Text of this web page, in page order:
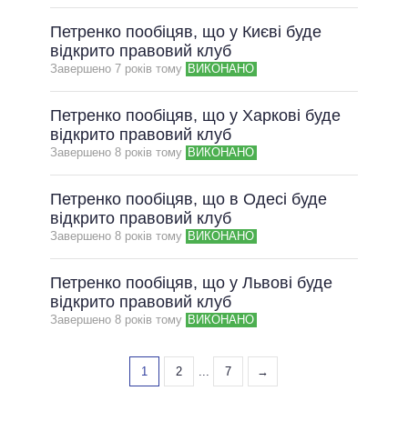
Петренко пообіцяв, що у Києві буде
відкрито правовий клуб
Завершено 7 рокiв тому ВИКОНАНО
Петренко пообіцяв, що у Харкові буде
відкрито правовий клуб
Завершено 8 рокiв тому ВИКОНАНО
Петренко пообіцяв, що в Одесі буде
відкрито правовий клуб
Завершено 8 рокiв тому ВИКОНАНО
Петренко пообіцяв, що у Львові буде
відкрито правовий клуб
Завершено 8 рокiв тому ВИКОНАНО
1 2 ... 7 →